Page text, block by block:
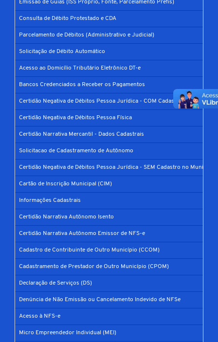
Emissão de Guias (ISS Próprio, Fonte, Parcelamento Prefis)
Consulta de Débito Protestado e CDA
Parcelamento de Débitos (Administrativo e Judicial)
Solicitação de Débito Automático
Acesso ao Domicílio Tributário Eletrônico DT-e
Bancos Credenciados a Receber os Pagamentos
Certidão Negativa de Débitos Pessoa Jurídica - COM Cadastro no Município
Certidão Negativa de Débitos Pessoa Física
Certidão Narrativa Mercantil - Dados Cadastrais
Solicitacao de Cadastramento de Autônomo
Certidão Negativa de Débitos Pessoa Jurídica - SEM Cadastro no Município
Cartão de Inscrição Municipal (CIM)
Informações Cadastrais
Certidão Narrativa Autônomo Isento
Certidão Narrativa Autônomo Emissor de NFS-e
Cadastro de Contribuinte de Outro Município (CCOM)
Cadastramento de Prestador de Outro Município (CPOM)
Declaração de Serviços (DS)
Denúncia de Não Emissão ou Cancelamento Indevido de NFSe
Acesso à NFS-e
Micro Empreendedor Individual (MEI)